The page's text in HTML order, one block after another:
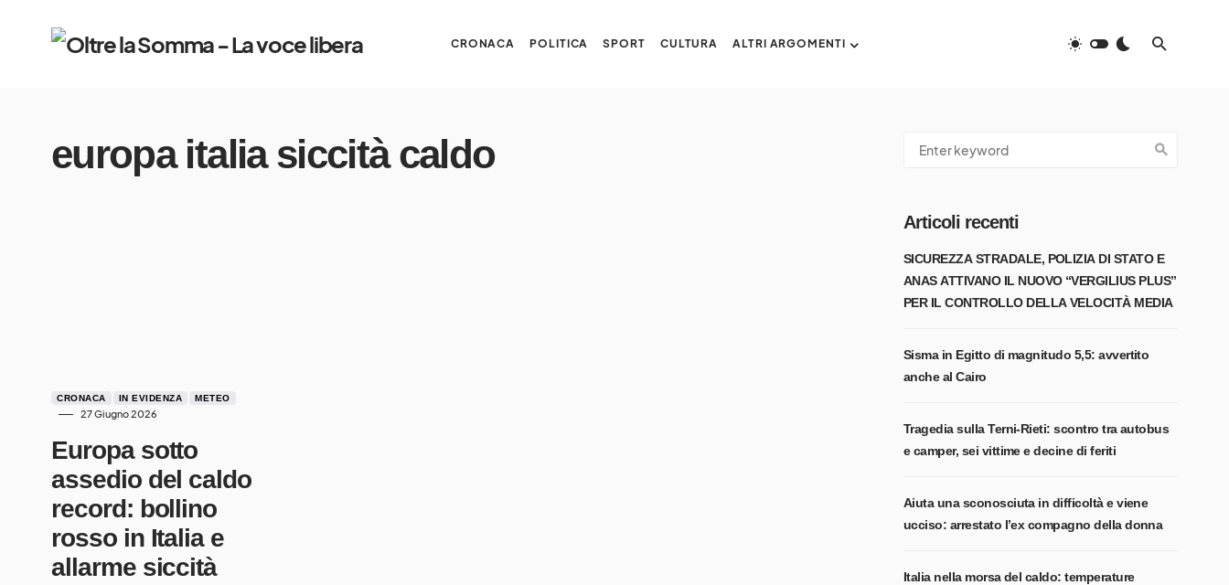
CRONACA POLITICA SPORT CULTURA ALTRI ARGOMENTI
europa italia siccità caldo
CRONACA IN EVIDENZA METEO
27 Giugno 2026
Europa sotto
assedio del caldo
record: bollino
rosso in Italia e
allarme siccità
Articoli recenti
SICUREZZA STRADALE, POLIZIA DI STATO E
ANAS ATTIVANO IL NUOVO “VERGILIUS PLUS”
PER IL CONTROLLO DELLA VELOCITÀ MEDIA
Sisma in Egitto di magnitudo 5,5: avvertito
anche al Cairo
Tragedia sulla Terni-Rieti: scontro tra autobus
e camper, sei vittime e decine di feriti
Aiuta una sconosciuta in difficoltà e viene
ucciso: arrestato l’ex compagno della donna
Italia nella morsa del caldo: temperature